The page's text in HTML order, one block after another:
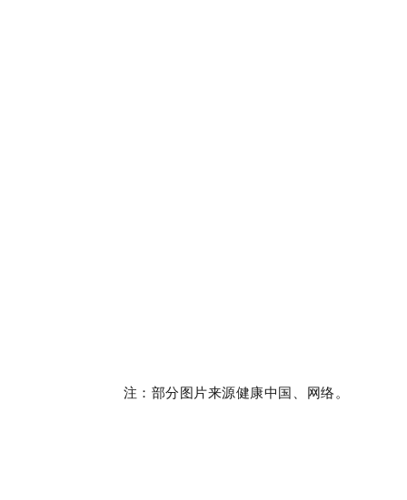
注：部分图片来源健康中国、网络。